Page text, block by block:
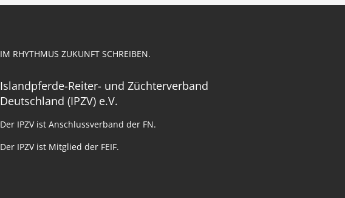
IM RHYTHMUS ZUKUNFT SCHREIBEN.
Islandpferde-Reiter- und Züchterverband
Deutschland (IPZV) e.V.
Der IPZV ist Anschlussverband der FN.
Der IPZV ist Mitglied der FEIF.